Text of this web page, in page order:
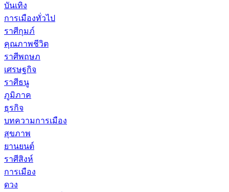
บันเทิง
การเมืองทั่วไป
ราศีกุมภ์
คุณภาพชีวิต
ราศีพฤษภ
เศรษฐกิจ
ราศีธนู
ภูมิภาค
ธุรกิจ
บทความการเมือง
สุขภาพ
ยานยนต์
ราศีสิงห์
การเมือง
ดวง